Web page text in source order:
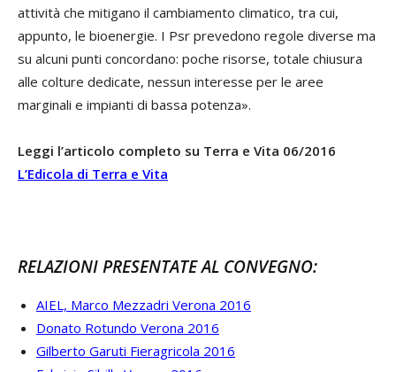
attività che mitigano il cambiamento climatico, tra cui,
appunto, le bioenergie. I Psr prevedono regole diverse ma
su alcuni punti concordano: poche risorse, totale chiusura
alle colture dedicate, nessun interesse per le aree
marginali e impianti di bassa potenza».
Leggi l’articolo completo su Terra e Vita 06/2016
L’Edicola di Terra e Vita
RELAZIONI PRESENTATE AL CONVEGNO:
AIEL, Marco Mezzadri Verona 2016
Donato Rotundo Verona 2016
Gilberto Garuti Fieragricola 2016